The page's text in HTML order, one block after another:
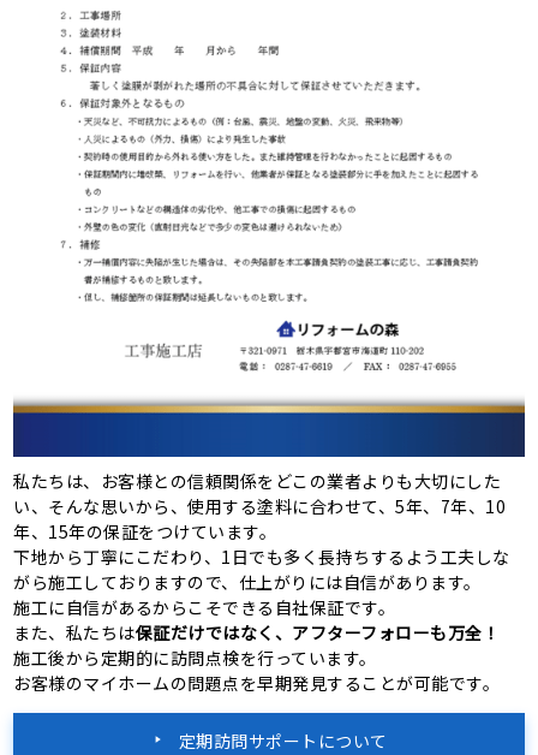
私たちは、お客様との信頼関係をどこの業者よりも大切にした
い、そんな思いから、使用する塗料に合わせて、5年、7年、10
年、15年の保証をつけています。
下地から丁寧にこだわり、1日でも多く長持ちするよう工夫しな
がら施工しておりますので、仕上がりには自信があります。
施工に自信があるからこそできる自社保証です。
また、私たちは保証だけではなく、アフターフォローも万全！
施工後から定期的に訪問点検を行っています。
お客様のマイホームの問題点を早期発見することが可能です。
定期訪問サポートについて